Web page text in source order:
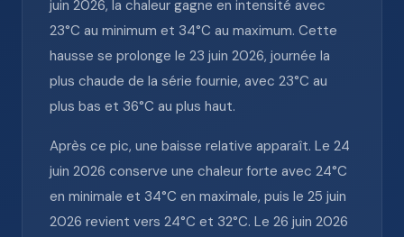
juin 2026, la chaleur gagne en intensité avec
23°C au minimum et 34°C au maximum. Cette
hausse se prolonge le 23 juin 2026, journée la
plus chaude de la série fournie, avec 23°C au
plus bas et 36°C au plus haut.
Après ce pic, une baisse relative apparaît. Le 24
juin 2026 conserve une chaleur forte avec 24°C
en minimale et 34°C en maximale, puis le 25 juin
2026 revient vers 24°C et 32°C. Le 26 juin 2026